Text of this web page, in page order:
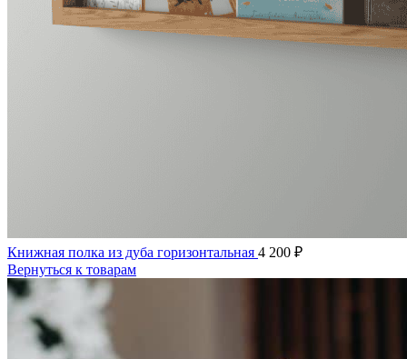
Книжная полка из дуба горизонтальная 4 200 ₽
Вернуться к товарам